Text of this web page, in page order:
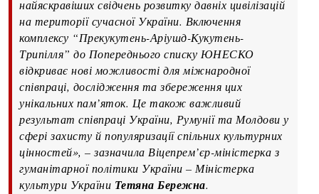
найяскравіших свідчень розвитку давніх цивілізацій
на території сучасної України. Включення
комплексу “Прекукутень-Аріушд-Кукутень-
Трипілля” до Попереднього списку ЮНЕСКО
відкриває нові можливості для міжнародної
співпраці, дослідження та збереження цих
унікальних пам’яток. Це також важливий
результат співпраці України, Румунії та Молдови у
сфері захисту й популяризації спільних культурних
цінностей», – зазначила Віцепрем’єр-міністерка з
гуманітарної політики України – Міністерка
культури України Тетяна Бережна.